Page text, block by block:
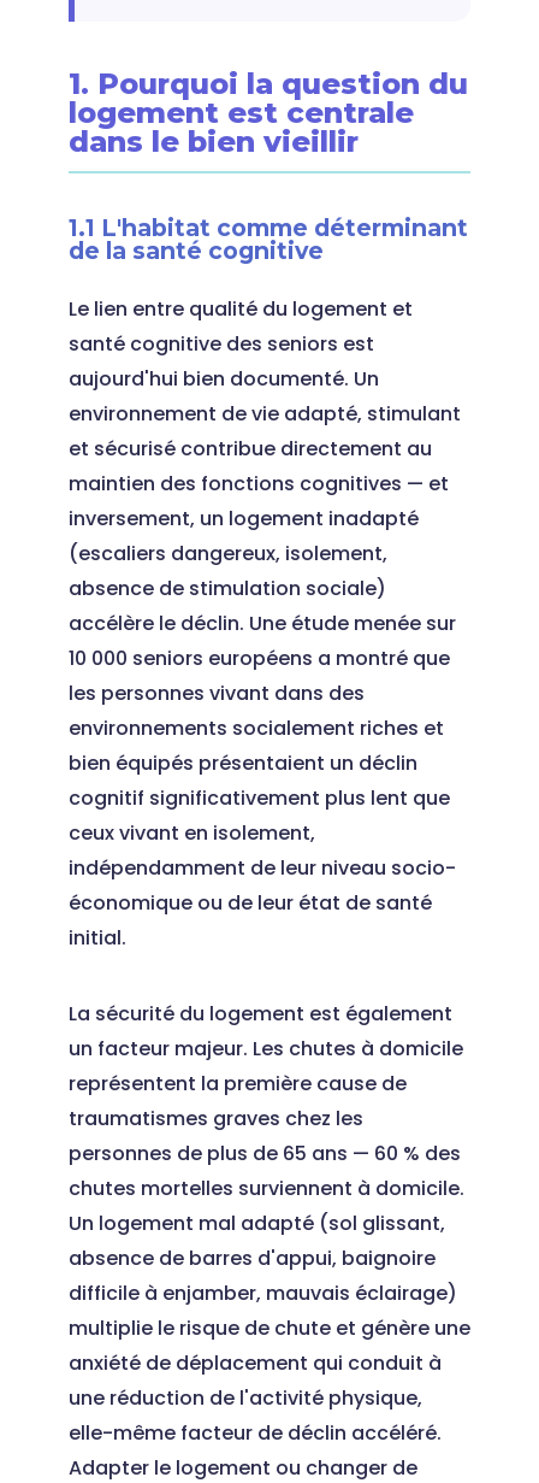
1. Pourquoi la question du
logement est centrale
dans le bien vieillir
1.1 L'habitat comme déterminant
de la santé cognitive
Le lien entre qualité du logement et
santé cognitive des seniors est
aujourd'hui bien documenté. Un
environnement de vie adapté, stimulant
et sécurisé contribue directement au
maintien des fonctions cognitives — et
inversement, un logement inadapté
(escaliers dangereux, isolement,
absence de stimulation sociale)
accélère le déclin. Une étude menée sur
10 000 seniors européens a montré que
les personnes vivant dans des
environnements socialement riches et
bien équipés présentaient un déclin
cognitif significativement plus lent que
ceux vivant en isolement,
indépendamment de leur niveau socio-
économique ou de leur état de santé
initial.
La sécurité du logement est également
un facteur majeur. Les chutes à domicile
représentent la première cause de
traumatismes graves chez les
personnes de plus de 65 ans — 60 % des
chutes mortelles surviennent à domicile.
Un logement mal adapté (sol glissant,
absence de barres d'appui, baignoire
difficile à enjamber, mauvais éclairage)
multiplie le risque de chute et génère une
anxiété de déplacement qui conduit à
une réduction de l'activité physique,
elle-même facteur de déclin accéléré.
Adapter le logement ou changer de